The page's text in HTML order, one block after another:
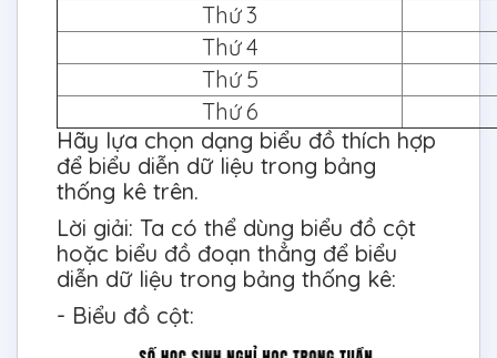
Thứ 3
Thứ 4
Thứ 5
Thứ 6
Hãy lựa chọn dạng biểu đồ thích hợp
để biểu diễn dữ liệu trong bảng
thống kê trên.
Lời giải: Ta có thể dùng biểu đồ cột
hoặc biểu đồ đoạn thẳng để biểu
diễn dữ liệu trong bảng thống kê:
- Biểu đồ cột: